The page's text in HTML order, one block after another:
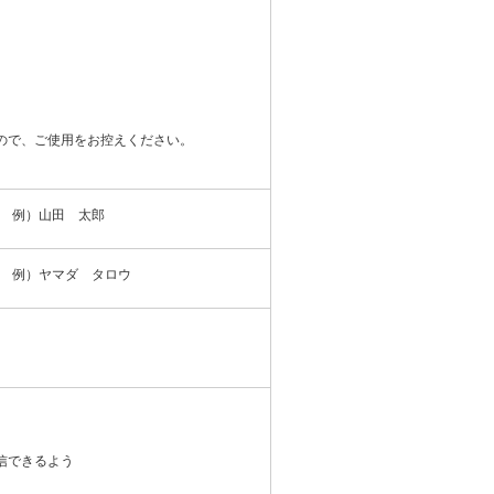
、ご使用をお控えください。
）山田 太郎
）ヤマダ タロウ
できるよう